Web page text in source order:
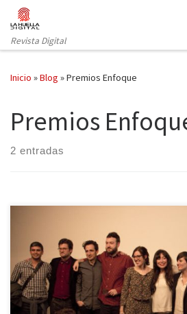
Saltar al contenido
Revista Digital
Inicio »Blog »Premios Enfoque
Premios
2 entradas
La noche del 24 de febrero, en el Círculo
celebró la tercera edición de los
crítica sobre el periodismo. Estos
medios de comunicación y periodistas